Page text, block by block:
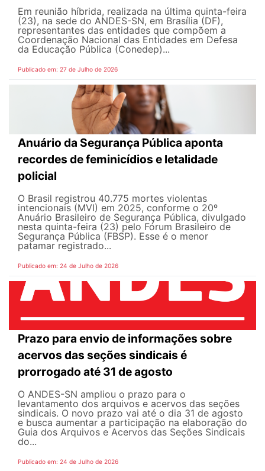
Em reunião híbrida, realizada na última quinta-feira
(23), na sede do ANDES-SN, em Brasília (DF),
representantes das entidades que compõem a
Coordenação Nacional das Entidades em Defesa
da Educação Pública (Conedep)...
Publicado em: 27 de Julho de 2026
Anuário da Segurança Pública aponta
recordes de feminicídios e letalidade
policial
O Brasil registrou 40.775 mortes violentas
intencionais (MVI) em 2025, conforme o 20º
Anuário Brasileiro de Segurança Pública, divulgado
nesta quinta-feira (23) pelo Fórum Brasileiro de
Segurança Pública (FBSP). Esse é o menor
patamar registrado...
Publicado em: 24 de Julho de 2026
Prazo para envio de informações sobre
acervos das seções sindicais é
prorrogado até 31 de agosto
O ANDES-SN ampliou o prazo para o
levantamento dos arquivos e acervos das seções
sindicais. O novo prazo vai até o dia 31 de agosto
e busca aumentar a participação na elaboração do
Guia dos Arquivos e Acervos das Seções Sindicais
do...
Publicado em: 24 de Julho de 2026